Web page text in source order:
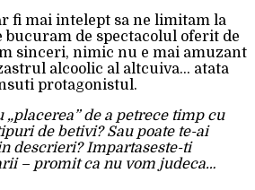
fi mai intelept sa ne limitam la
bucuram de spectacolul oferit de
sinceri, nimic nu e mai amuzant
alcoolic al altcuiva… atata
protagonistul.
de a petrece timp cu
de betivi? Sau poate te-ai
descrieri? Impartaseste-ti
– promit ca nu vom judeca…